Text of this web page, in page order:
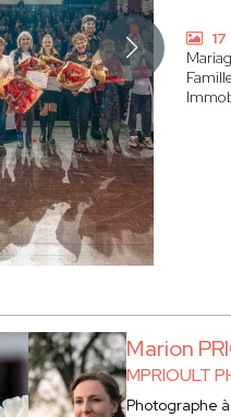
Marion
MPRIOULT
Photographe à